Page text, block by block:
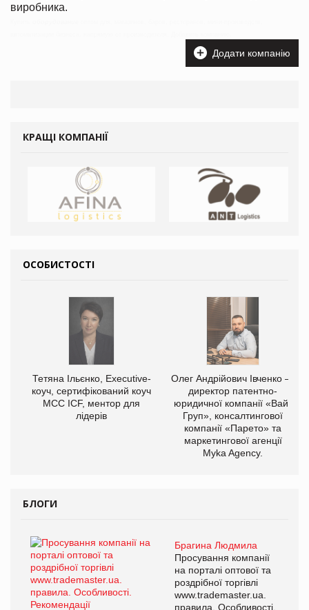
виробника.
Додати компанію
КРАЩІ КОМПАНІЇ
ОСОБИСТОСТІ
Тетяна Ільєнко, Executive-
коуч, сертифікований коуч
МСС ICF, ментор для
лідерів
Олег Андрійович Івченко —
директор патентно-
юридичної компанії «Вайз
Груп», консалтингової
компанії «Парето» та
маркетингової агенції
Myka Agency.
БЛОГИ
Брагина Людмила
Просування компанії
на порталі оптової та
роздрібної торгівлі
www.trademaster.ua.
правила. Особливості.